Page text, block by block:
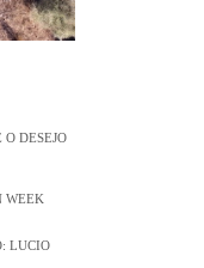
DESEJO
WEEK
LUCIO